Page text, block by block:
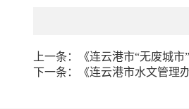
上一条：
《连云港市“无废城
下一条：
《连云港市水文管理